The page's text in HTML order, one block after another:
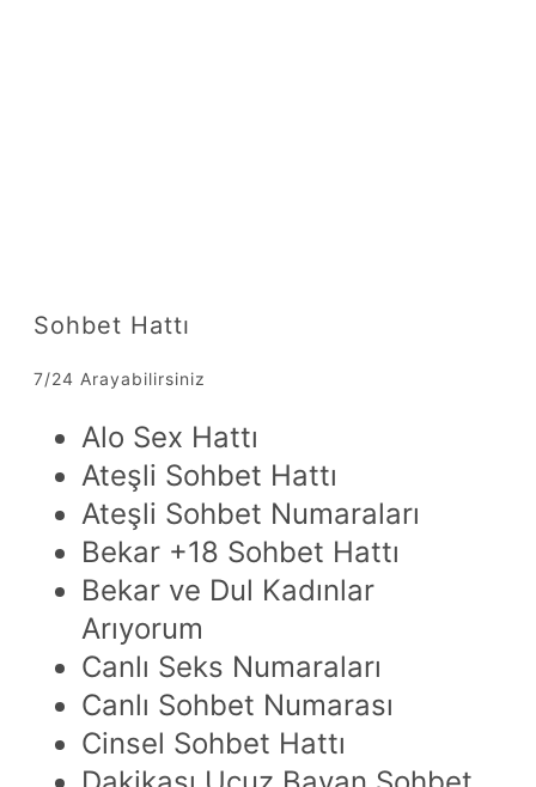
Sohbet Hattı
7/24 Arayabilirsiniz
Alo Sex Hattı
Ateşli Sohbet Hattı
Ateşli Sohbet Numaraları
Bekar +18 Sohbet Hattı
Bekar ve Dul Kadınlar
Arıyorum
Canlı Seks Numaraları
Canlı Sohbet Numarası
Cinsel Sohbet Hattı